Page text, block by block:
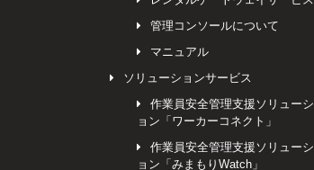
管理コンソールについて
マニュアル
ソリューションサービス
作業員安全管理支援ソリューシ
ョン「ワーカーコネクト」
作業員安全管理支援ソリューシ
ョン「みまもりWatch」